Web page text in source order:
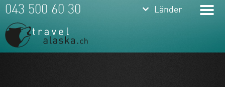
keyboard_arrow_down Länder
keyboard_arrow_down Länder
043 500 60 30